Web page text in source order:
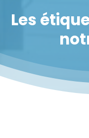
Les